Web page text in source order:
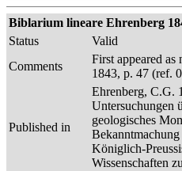
Biblarium lineare Ehrenberg
Status
Valid
Comments
First appeared
1843, p. 47 (ref.
Published in
Ehrenberg, C.G.
Untersuchungen
geologisches
Königlich-
Wissenschaften